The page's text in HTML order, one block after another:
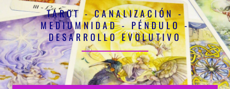
TAROT - CANALIZACIÓN -
MEDIUMNIDAD - PÉNDULO -
DESARROLLO EVOLUTIVO